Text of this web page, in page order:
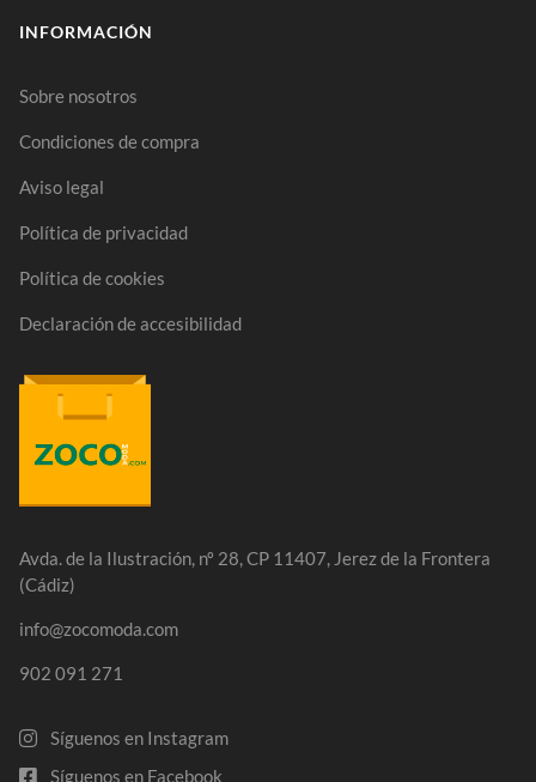
INFORMACIÓN
Sobre nosotros
Condiciones de compra
Aviso legal
Política de privacidad
Política de cookies
Declaración de accesibilidad
Avda. de la Ilustración, nº 28, CP 11407, Jerez de la Frontera
(Cádiz)
info@zocomoda.com
902 091 271
Síguenos en Instagram
Síguenos en Facebook